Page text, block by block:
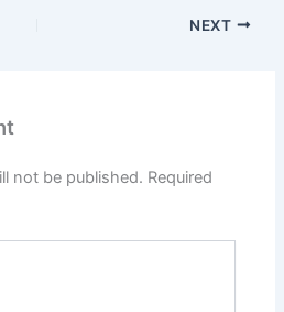
NEXT
not be published. Required